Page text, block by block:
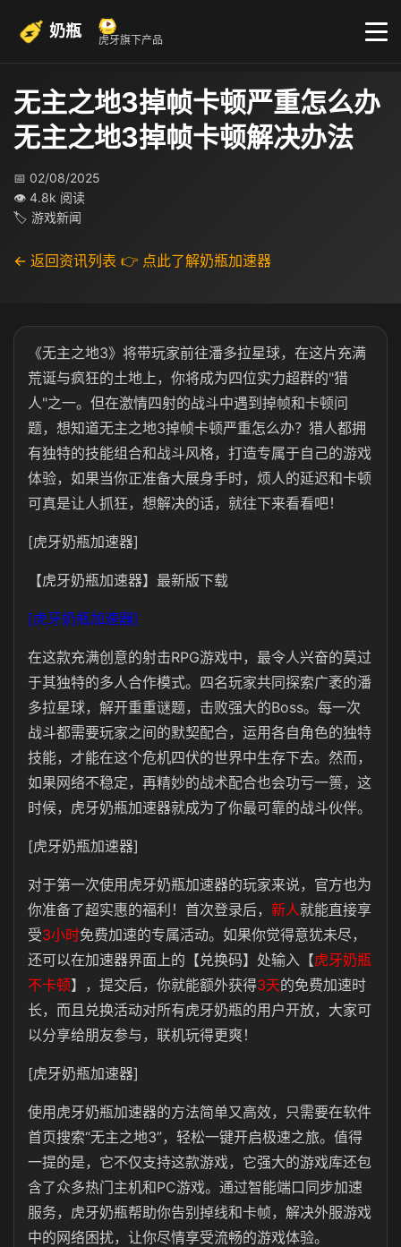
奶瓶 虎牙旗下产品
无主之地3掉帧卡顿严重怎么办
无主之地3掉帧卡顿解决办法
📅 02/08/2025
👁 4.8k 阅读
🏷 游戏新闻
← 返回资讯列表 👉 点此了解奶瓶加速器
《无主之地3》将带玩家前往潘多拉星球，在这片充满
荒诞与疯狂的土地上，你将成为四位实力超群的"猎
人"之一。但在激情四射的战斗中遇到掉帧和卡顿问
题，想知道无主之地3掉帧卡顿严重怎么办？猎人都拥
有独特的技能组合和战斗风格，打造专属于自己的游戏
体验，如果当你正准备大展身手时，烦人的延迟和卡顿
可真是让人抓狂，想解决的话，就往下来看看吧！
[虎牙奶瓶加速器]
【虎牙奶瓶加速器】最新版下载
[虎牙奶瓶加速器]
在这款充满创意的射击RPG游戏中，最令人兴奋的莫过
于其独特的多人合作模式。四名玩家共同探索广袤的潘
多拉星球，解开重重谜题，击败强大的Boss。每一次
战斗都需要玩家之间的默契配合，运用各自角色的独特
技能，才能在这个危机四伏的世界中生存下去。然而，
如果网络不稳定，再精妙的战术配合也会功亏一篑，这
时候，虎牙奶瓶加速器就成为了你最可靠的战斗伙伴。
[虎牙奶瓶加速器]
对于第一次使用虎牙奶瓶加速器的玩家来说，官方也为
你准备了超实惠的福利！首次登录后， 新人就能直接享
受3小时免费加速的专属活动。如果你觉得意犹未尽，
还可以在加速器界面上的【兑换码】处输入【虎牙奶瓶
不卡顿】，提交后，你就能额外获得3天的免费加速时
长，而且兑换活动对所有虎牙奶瓶的用户开放，大家可
以分享给朋友参与，联机玩得更爽！
[虎牙奶瓶加速器]
使用虎牙奶瓶加速器的方法简单又高效，只需要在软件
首页搜索“无主之地3”，轻松一键开启极速之旅。值得
一提的是，它不仅支持这款游戏，它强大的游戏库还包
含了众多热门主机和PC游戏。通过智能端口同步加速
服务，虎牙奶瓶帮助你告别掉线和卡帧，解决外服游戏
中的网络困扰，让你尽情享受流畅的游戏体验。